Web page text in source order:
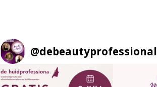
@debeautyprofessional